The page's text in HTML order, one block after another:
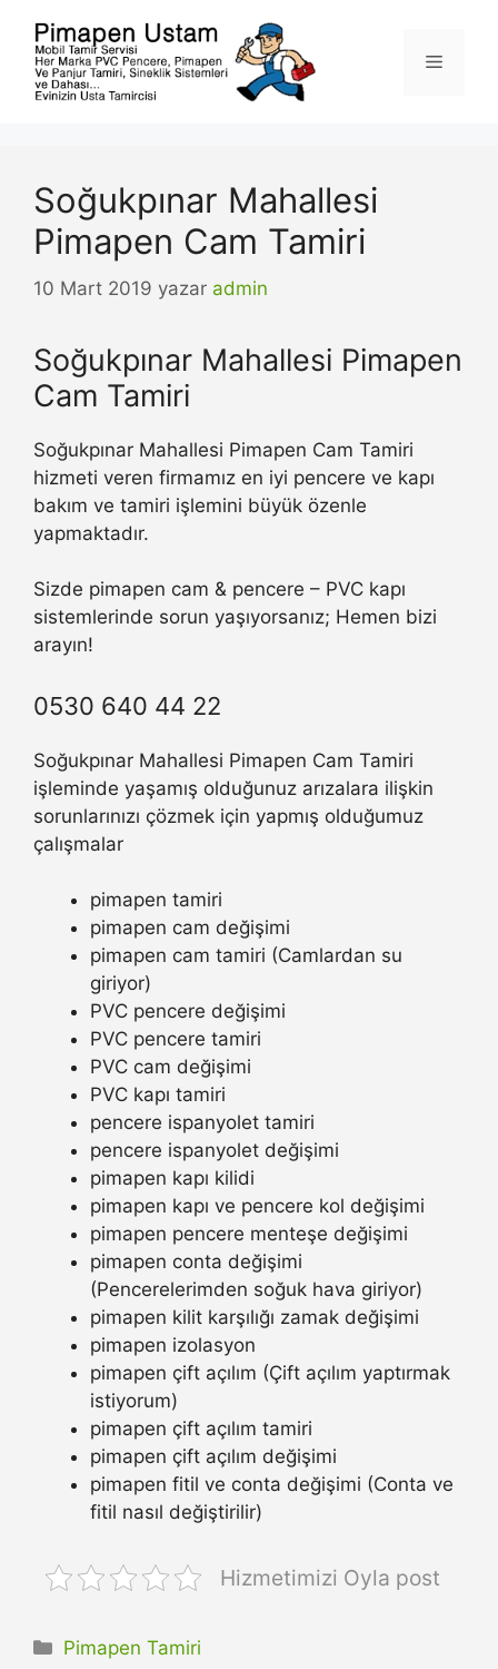
Menü
Soğukpınar Mahallesi
Pimapen Cam Tamiri
10 Mart 2019 yazar admin
Soğukpınar Mahallesi Pimapen
Cam Tamiri
Soğukpınar Mahallesi Pimapen Cam Tamiri
hizmeti veren firmamız en iyi pencere ve kapı
bakım ve tamiri işlemini büyük özenle
yapmaktadır.
Sizde pimapen cam & pencere – PVC kapı
sistemlerinde sorun yaşıyorsanız; Hemen bizi
arayın!
0530 640 44 22
Soğukpınar Mahallesi Pimapen Cam Tamiri
işleminde yaşamış olduğunuz arızalara ilişkin
sorunlarınızı çözmek için yapmış olduğumuz
çalışmalar
pimapen tamiri
pimapen cam değişimi
pimapen cam tamiri (Camlardan su
giriyor)
PVC pencere değişimi
PVC pencere tamiri
PVC cam değişimi
PVC kapı tamiri
pencere ispanyolet tamiri
pencere ispanyolet değişimi
pimapen kapı kilidi
pimapen kapı ve pencere kol değişimi
pimapen pencere menteşe değişimi
pimapen conta değişimi
(Pencerelerimden soğuk hava giriyor)
pimapen kilit karşılığı zamak değişimi
pimapen izolasyon
pimapen çift açılım (Çift açılım yaptırmak
istiyorum)
pimapen çift açılım tamiri
pimapen çift açılım değişimi
pimapen fitil ve conta değişimi (Conta ve
fitil nasıl değiştirilir)
Hizmetimizi Oyla post
Kategoriler
Pimapen Tamiri